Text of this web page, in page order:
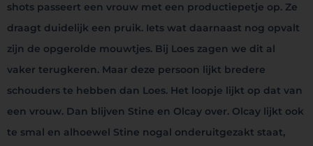
shots passeert een vrouw met een productiepetje op. Ze
draagt duidelijk een pruik. Iets wat daarnaast nog opvalt
zijn de opgerolde mouwtjes. Bij Loes zagen we dit al
vaker terugkeren. Maar deze persoon lijkt bredere
schouders te hebben dan Loes. Het loopje lijkt op dat van
een vrouw. Dan blijven Stine en Olcay over. Olcay lijkt ook
te smal en alhoewel Stine nogal onderuitgezakt staat,